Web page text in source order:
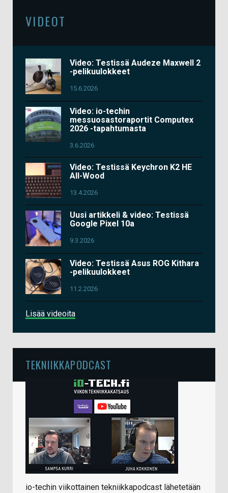
VIDEOT
Video: Testissä Audeze Maxwell 2
-pelikuulokkeet
15.6.2026
Video: io-techin
messuosastoraportit Computex
2026 -tapahtumasta
3.6.2026
Video: Testissä Keychron K2 HE
All-Wood
13.4.2026
Uusi artikkeli & video: Testissä
Google Pixel 10a
9.3.2026
Video: Testissä Asus ROG Kithara
-pelikuulokkeet
11.2.2026
Lisää videoita
TEKNIIKKAPODCAST
io-techin viikottainen tekniikkapodcast lähetetään